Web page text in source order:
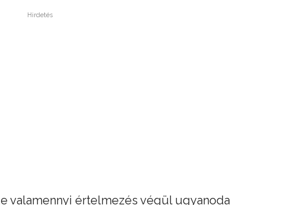
Hirdetés
valamennyi értelmezés végül ugyanoda